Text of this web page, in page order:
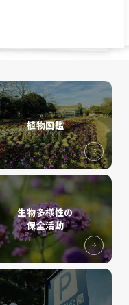
植物図鑑
生物多様性の
保全活動